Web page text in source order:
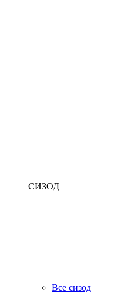
СИЗОД
Все сизод